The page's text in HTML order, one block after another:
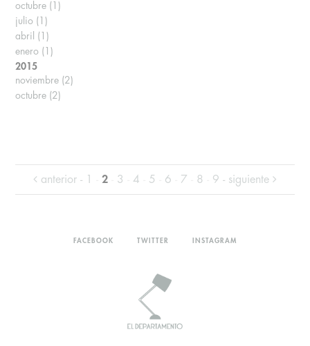
octubre (1)
julio (1)
abril (1)
enero (1)
2015
noviembre (2)
octubre (2)
anterior - 2 3 4 5 6 7 8 9 - siguiente
FACEBOOK TWITTER INSTAGRAM